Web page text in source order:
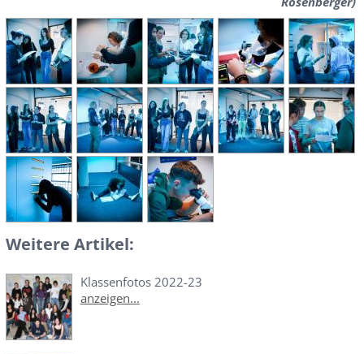
Weitere Artikel:
Klassenfotos 2022-23
anzeigen...